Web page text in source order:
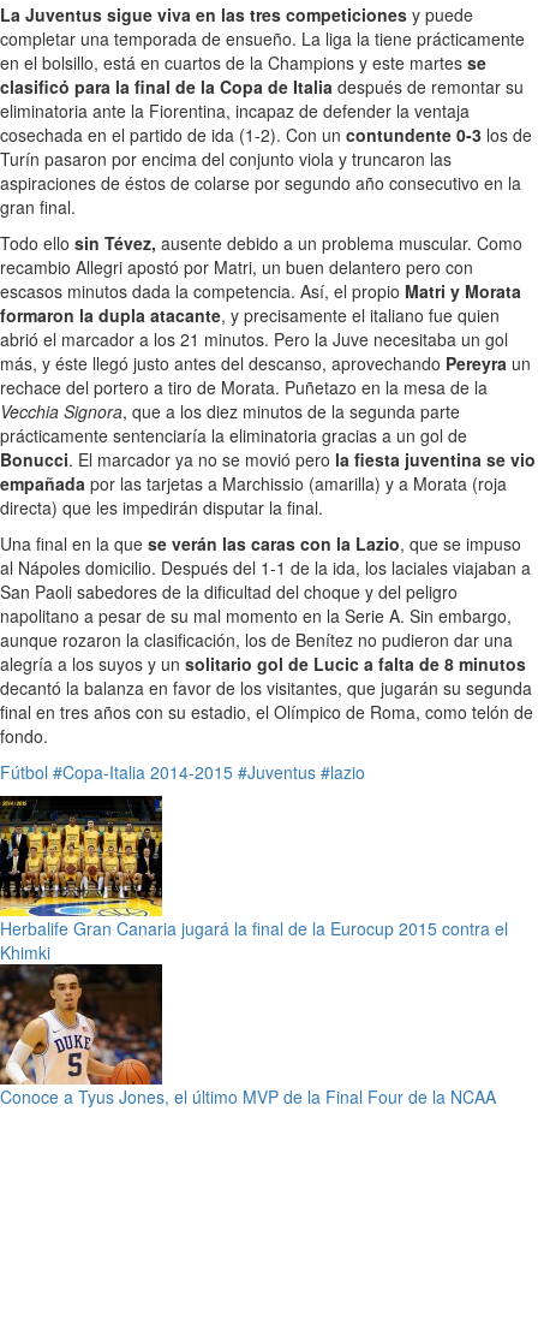
La Juventus sigue viva en las tres competiciones y puede
completar una temporada de ensueño. La liga la tiene prácticamente
en el bolsillo, está en cuartos de la Champions y este martes se
clasificó para la final de la Copa de Italia después de remontar su
eliminatoria ante la Fiorentina, incapaz de defender la ventaja
cosechada en el partido de ida (1-2). Con un contundente 0-3 los de
Turín pasaron por encima del conjunto viola y truncaron las
aspiraciones de éstos de colarse por segundo año consecutivo en la
gran final.
Todo ello sin Tévez, ausente debido a un problema muscular. Como
recambio Allegri apostó por Matri, un buen delantero pero con
escasos minutos dada la competencia. Así, el propio Matri y Morata
formaron la dupla atacante, y precisamente el italiano fue quien
abrió el marcador a los 21 minutos. Pero la Juve necesitaba un gol
más, y éste llegó justo antes del descanso, aprovechando Pereyra un
rechace del portero a tiro de Morata. Puñetazo en la mesa de la
Vecchia Signora, que a los diez minutos de la segunda parte
prácticamente sentenciaría la eliminatoria gracias a un gol de
Bonucci. El marcador ya no se movió pero la fiesta juventina se vio
empañada por las tarjetas a Marchissio (amarilla) y a Morata (roja
directa) que les impedirán disputar la final.
Una final en la que se verán las caras con la Lazio, que se impuso
al Nápoles domicilio. Después del 1-1 de la ida, los laciales viajaban a
San Paoli sabedores de la dificultad del choque y del peligro
napolitano a pesar de su mal momento en la Serie A. Sin embargo,
aunque rozaron la clasificación, los de Benítez no pudieron dar una
alegría a los suyos y un solitario gol de Lucic a falta de 8 minutos
decantó la balanza en favor de los visitantes, que jugarán su segunda
final en tres años con su estadio, el Olímpico de Roma, como telón de
fondo.
Fútbol #Copa-Italia 2014-2015 #Juventus #lazio
Herbalife Gran Canaria jugará la final de la Eurocup 2015 contra el
Khimki
Conoce a Tyus Jones, el último MVP de la Final Four de la NCAA